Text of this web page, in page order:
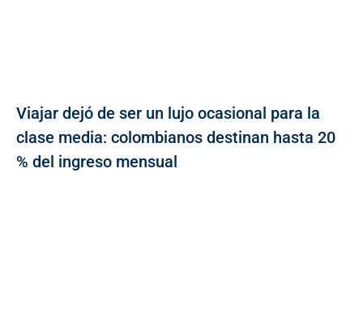
Viajar dejó de ser un lujo ocasional para la
clase media: colombianos destinan hasta 20
% del ingreso mensual